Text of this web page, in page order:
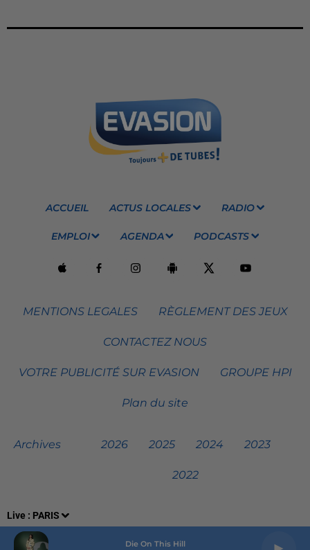
Live : PARIS
Die On This Hill
ACCUEIL ACTUS LOCALES RADIO
EMPLOI AGENDA PODCASTS
MENTIONS LEGALES RÈGLEMENT DES JEUX
CONTACTEZ NOUS
VOTRE PUBLICITÉ SUR EVASION GROUPE HPI
Plan du site
Archives 2026 2025 2024 2023
2022